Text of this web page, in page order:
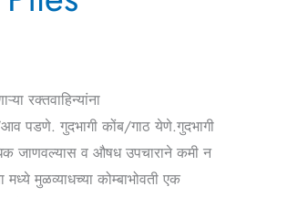
रक्तवाहिन्यांना
पडणे. गुदभागी कोंब/गाठ येणे.गुदभागी
जाणवल्यास व औषध उपचाराने कमी न
मुळव्याधच्या कोम्बाभोवती एक